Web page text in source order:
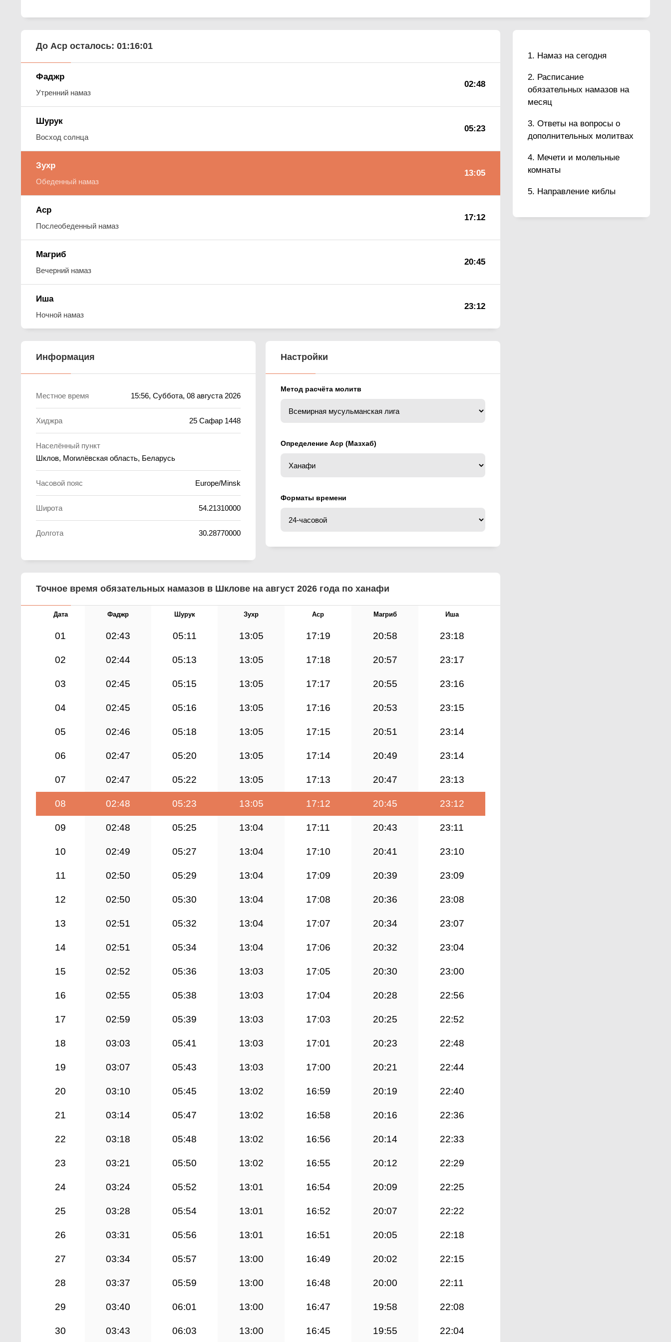
Намаз на сегодня
Расписание
обязательных намазов на
месяц
Ответы на вопросы о
дополнительных молитвах
Мечети и молельные
комнаты
Направление киблы
До Аср осталось: 01:16:00
Фаджр
Утренний намаз
02:48
Шурук
Восход солнца
05:23
Зухр
Обеденный намаз
13:05
Аср
Послеобеденный намаз
17:12
Магриб
Вечерний намаз
20:45
Иша
Ночной намаз
23:12
Информация
Местное время 15:56, Суббота, 08 августа 2026
Хиджра 25 Сафар 1448
Населённый пункт
Шклов, Могилёвская область, Беларусь
Часовой пояс Europe/Minsk
Широта 54.21310000
Долгота 30.28770000
Настройки
Метод расчёта молитв
Определение Аср (Мазхаб)
Форматы времени
Точное время обязательных намазов в Шклове на август 2026 года по ханафи
Дата Фаджр Шурук Зухр Аср Магриб Иша
01 02:43 05:11 13:05 17:19 20:58 23:18
02 02:44 05:13 13:05 17:18 20:57 23:17
03 02:45 05:15 13:05 17:17 20:55 23:16
04 02:45 05:16 13:05 17:16 20:53 23:15
05 02:46 05:18 13:05 17:15 20:51 23:14
06 02:47 05:20 13:05 17:14 20:49 23:14
07 02:47 05:22 13:05 17:13 20:47 23:13
08 02:48 05:23 13:05 17:12 20:45 23:12
09 02:48 05:25 13:04 17:11 20:43 23:11
10 02:49 05:27 13:04 17:10 20:41 23:10
11 02:50 05:29 13:04 17:09 20:39 23:09
12 02:50 05:30 13:04 17:08 20:36 23:08
13 02:51 05:32 13:04 17:07 20:34 23:07
14 02:51 05:34 13:04 17:06 20:32 23:04
15 02:52 05:36 13:03 17:05 20:30 23:00
16 02:55 05:38 13:03 17:04 20:28 22:56
17 02:59 05:39 13:03 17:03 20:25 22:52
18 03:03 05:41 13:03 17:01 20:23 22:48
19 03:07 05:43 13:03 17:00 20:21 22:44
20 03:10 05:45 13:02 16:59 20:19 22:40
21 03:14 05:47 13:02 16:58 20:16 22:36
22 03:18 05:48 13:02 16:56 20:14 22:33
23 03:21 05:50 13:02 16:55 20:12 22:29
24 03:24 05:52 13:01 16:54 20:09 22:25
25 03:28 05:54 13:01 16:52 20:07 22:22
26 03:31 05:56 13:01 16:51 20:05 22:18
27 03:34 05:57 13:00 16:49 20:02 22:15
28 03:37 05:59 13:00 16:48 20:00 22:11
29 03:40 06:01 13:00 16:47 19:58 22:08
30 03:43 06:03 13:00 16:45 19:55 22:04